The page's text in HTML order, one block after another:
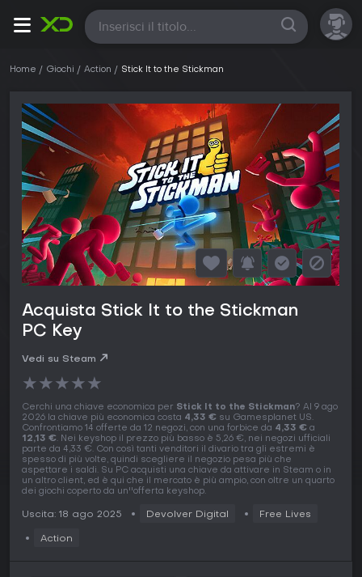
Tutte
Home Giochi Action Stick It to the Stickman
Acquista Stick It to the Stickman
PC Key
Vedi su Steam
★★★★★
Cerchi una chiave economica per Stick It to the Stickman? Al 9 ago
2026 la chiave più economica costa 4,33 € su Gamesplanet US.
Confrontiamo 14 offerte da 12 negozi, con una forbice da 4,33 € a
12,13 €. Nei keyshop il prezzo più basso è 5,26 €, nei negozi ufficiali
parte da 4,33 €. Con così tanti venditori il divario tra gli estremi è
spesso di più volte, quindi scegliere il negozio pesa più che
aspettare i saldi. Su PC acquisti una chiave da attivare in Steam o in
un altro client, ed è qui che il mercato è più ampio, con oltre un quarto
dei giochi coperto da un''offerta keyshop.
Uscita: 18 ago 2025 Devolver Digital Free Lives
Action